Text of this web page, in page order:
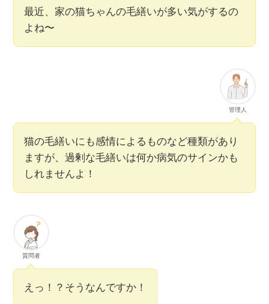
最近、家の猫ちゃんの毛繕いが多い気がするの
よね〜
管理人
猫の毛繕いにも感情によるものなど種類があり
ますが、過剰な毛繕いは何か病気のサインかも
しれませんよ！
質問者
えっ！？そうなんですか！